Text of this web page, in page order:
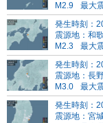
M2.9
最大
発生時刻：
震源地：和
M2.3
最大
発生時刻：
震源地：長
M3.0
最大
発生時刻：
震源地：宮